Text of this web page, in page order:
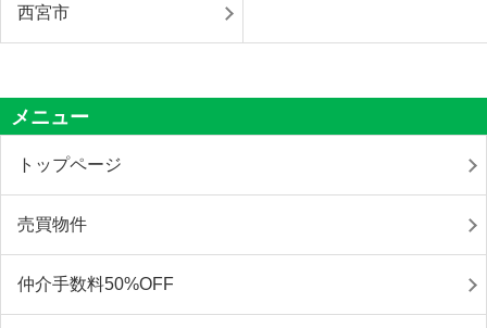
西宮市
メニュー
トップページ
売買物件
仲介手数料50%OFF